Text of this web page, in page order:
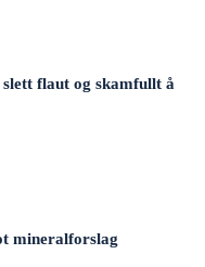
flaut og skamfullt å
mineralforslag